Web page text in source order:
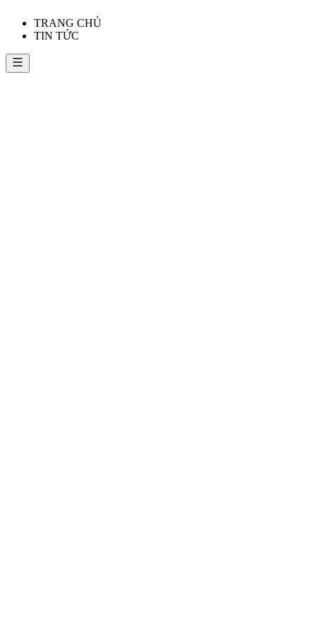
TRANG CHỦ
TIN TỨC